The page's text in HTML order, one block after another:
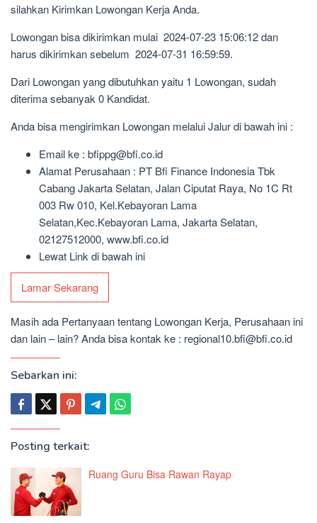
silahkan Kirimkan Lowongan Kerja Anda.
Lowongan bisa dikirimkan mulai 2024-07-23 15:06:12 dan
harus dikirimkan sebelum 2024-07-31 16:59:59.
Dari Lowongan yang dibutuhkan yaitu 1 Lowongan, sudah
diterima sebanyak 0 Kandidat.
Anda bisa mengirimkan Lowongan melalui Jalur di bawah ini :
Email ke : bfippg@bfi.co.id
Alamat Perusahaan : PT Bfi Finance Indonesia Tbk
Cabang Jakarta Selatan, Jalan Ciputat Raya, No 1C Rt
003 Rw 010, Kel.Kebayoran Lama
Selatan,Kec.Kebayoran Lama, Jakarta Selatan,
02127512000, www.bfi.co.id
Lewat Link di bawah ini
Lamar Sekarang
Masih ada Pertanyaan tentang Lowongan Kerja, Perusahaan ini
dan lain – lain? Anda bisa kontak ke : regional10.bfi@bfi.co.id
Sebarkan ini:
Posting terkait:
Ruang Guru Bisa Rawan Rayap